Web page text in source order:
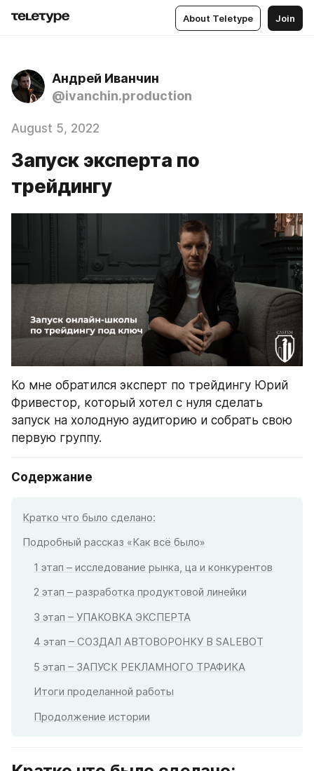
About Teletype Join
Андрей Иванчин
@ivanchin.production
August 5, 2022
Запуск эксперта по
трейдингу
Ко мне обратился эксперт по трейдингу Юрий
Фривестор, который хотел с нуля сделать
запуск на холодную аудиторию и собрать свою
первую группу.
Содержание
Кратко что было сделано:
Подробный рассказ «Как всё было»
1 этап – исследование рынка, ца и конкурентов
2 этап – разработка продуктовой линейки
3 этап – УПАКОВКА ЭКСПЕРТА
4 этап – СОЗДАЛ АВТОВОРОНКУ В SALEBOT
5 этап – ЗАПУСК РЕКЛАМНОГО ТРАФИКА
Итоги проделанной работы
Продолжение истории